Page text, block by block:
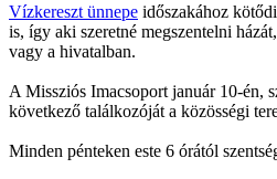
Vízkereszt ünnepe időszakához
is, így aki szeretné megszentelni
vagy a hivatalban.
A Missziós Imacsoport január 10-én,
következő találkozóját a közösségi
Minden pénteken este 6 órától